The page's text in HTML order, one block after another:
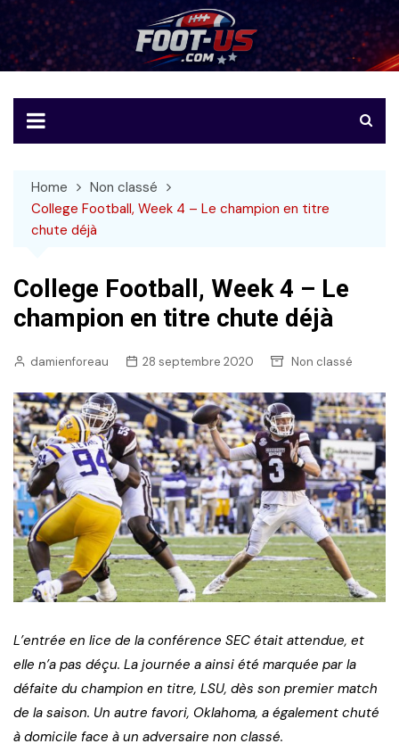
to
content
Foot-US
Le football américain en français
Home
Non classé
College Football, Week 4 – Le champion en titre
chute déjà
College Football, Week 4 – Le
champion en titre chute déjà
damienforeau 28 septembre 2020 Non classé
L’entrée en lice de la conférence SEC était attendue, et
elle n’a pas déçu. La journée a ainsi été marquée par la
défaite du champion en titre, LSU, dès son premier match
de la saison. Un autre favori, Oklahoma, a également chuté
à domicile face à un adversaire non classé.